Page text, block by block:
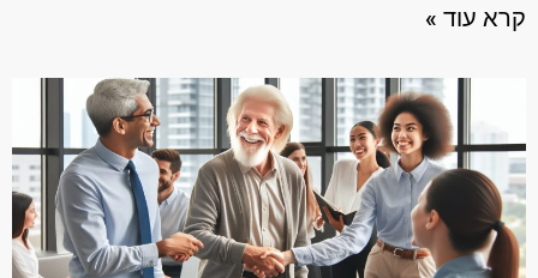
קרא עוד »